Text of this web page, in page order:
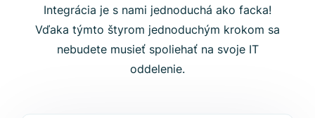
Integrácia je s nami jednoduchá ako facka!
Vďaka týmto štyrom jednoduchým krokom sa
nebudete musieť spoliehať na svoje IT
oddelenie.